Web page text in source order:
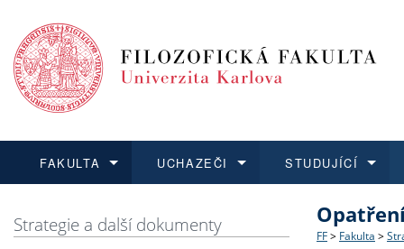
FAKULTA
Struktura
UCHAZEČI
Co
STUDUJÍCÍ
O vědě a
Aktuální
Strategie a další dokumenty FF > Fakulta >